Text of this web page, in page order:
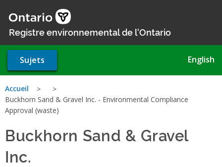
au
contenu
Registre environnemental de l'Ontario
Sujets English
Vous
êtes
ici
Accueil
Buckhorn Sand & Gravel Inc. - Environmental Compliance
Approval (waste)
Buckhorn Sand & Gravel
Inc.